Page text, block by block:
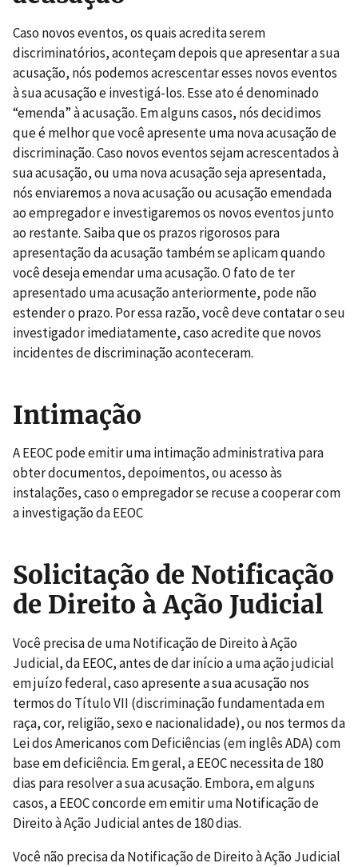
Caso novos eventos, os quais acredita serem
discriminatórios, aconteçam depois que apresentar a sua
acusação, nós podemos acrescentar esses novos eventos
à sua acusação e investigá-los. Esse ato é denominado
“emenda” à acusação. Em alguns casos, nós decidimos
que é melhor que você apresente uma nova acusação de
discriminação. Caso novos eventos sejam acrescentados à
sua acusação, ou uma nova acusação seja apresentada,
nós enviaremos a nova acusação ou acusação emendada
ao empregador e investigaremos os novos eventos junto
ao restante. Saiba que os prazos rigorosos para
apresentação da acusação também se aplicam quando
você deseja emendar uma acusação. O fato de ter
apresentado uma acusação anteriormente, pode não
estender o prazo. Por essa razão, você deve contatar o seu
investigador imediatamente, caso acredite que novos
incidentes de discriminação aconteceram.
Intimação
A EEOC pode emitir uma intimação administrativa para
obter documentos, depoimentos, ou acesso às
instalações, caso o empregador se recuse a cooperar com
a investigação da EEOC
Solicitação de Notificação
de Direito à Ação Judicial
Você precisa de uma Notificação de Direito à Ação
Judicial, da EEOC, antes de dar início a uma ação judicial
em juízo federal, caso apresente a sua acusação nos
termos do Título VII (discriminação fundamentada em
raça, cor, religião, sexo e nacionalidade), ou nos termos da
Lei dos Americanos com Deficiências (em inglês ADA) com
base em deficiência. Em geral, a EEOC necessita de 180
dias para resolver a sua acusação. Embora, em alguns
casos, a EEOC concorde em emitir uma Notificação de
Direito à Ação Judicial antes de 180 dias.
Você não precisa da Notificação de Direito à Ação Judicial